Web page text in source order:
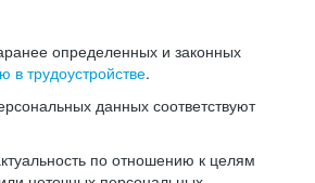
определенных и законных
в трудоустройстве.
данных соответствуют
по отношению к целям